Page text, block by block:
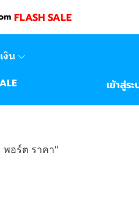
FLASH SALE
งิน
เข้าสู่ร
พอร์ต ราคา"